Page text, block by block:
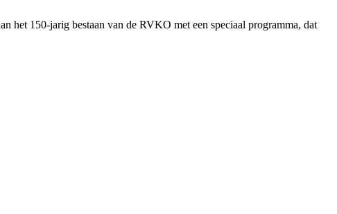
het 150-jarig bestaan van de RVKO met een speciaal programma, dat